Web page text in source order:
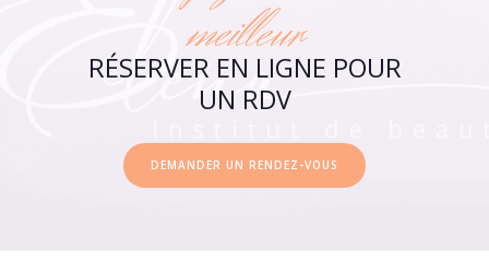
meilleur
RÉSERVER EN LIGNE POUR
UN RDV
DEMANDER UN RENDEZ-VOUS